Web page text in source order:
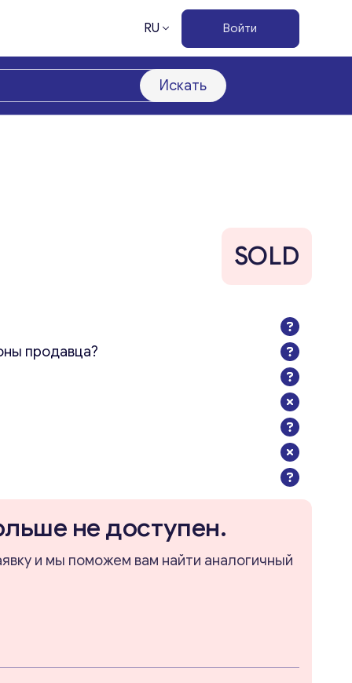
RU Войти
Искать
SOLD
продавца?
не доступен.
и мы поможем вам найти аналогичный